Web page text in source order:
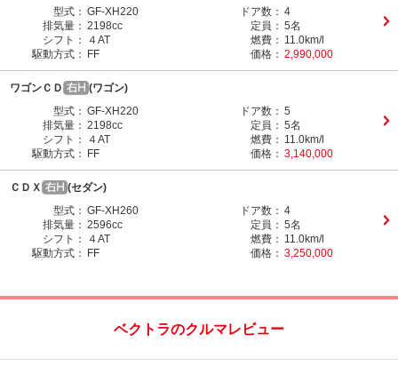
型式： GF-XH220 ドア数： 4
排気量： 2198cc 定員： 5名
シフト：
４AT 燃費： 11.0km/l
駆動方式：
FF 価格： 2,990,000
ワゴンＣＤ
(ワゴン)
型式： GF-XH220 ドア数： 5
排気量： 2198cc 定員： 5名
シフト：
４AT 燃費： 11.0km/l
駆動方式：
FF 価格： 3,140,000
ＣＤＸ
(セダン)
型式： GF-XH260 ドア数： 4
排気量： 2596cc 定員： 5名
シフト：
４AT 燃費： 11.0km/l
駆動方式：
FF 価格： 3,250,000
ベクトラのクルマレビュー